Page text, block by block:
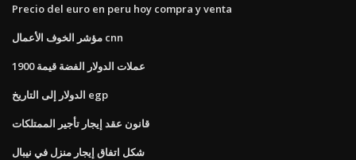
Precio del euro en peru hoy compra y venta
مؤشر الخوف الأعمال cnn
عملات الدولار الفضة قيمة 1900
الدولار إلى التاريخ egp
قانون عقد إيجار تأجير الممتلكات
شكل اتفاق إيجار منزل في نيبال